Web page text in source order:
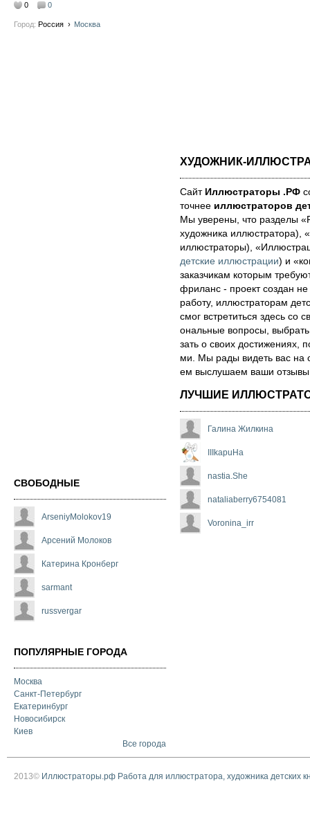
0
0
Город: Россия › Москва
СВОБОДНЫЕ
ArseniyMolokov19
Арсений Молоков
Катерина Кронберг
sarmant
russvergar
ПОПУЛЯРНЫЕ ГОРОДА
Москва
Санкт-Петербург
Екатеринбург
Новосибирск
Киев
Все города
ХУДОЖНИК-
Сайт Иллюстраторы .РФ
точнее иллюстраторов
Мы уве­ре­ны, что раз­де­лы
художника иллюстратора),
иллюстраторы),
детские иллюстрации) и
за­каз­чи­кам которым
фри­ланс - про­ект соз­дан
ра­бо­ту, иллюстраторам
смог встре­тить­ся здесь со
ональ­ные воп­ро­сы,
зать о сво­их
ми. Мы рады ви­деть вас на
ем выс­лу­ша­ем ва­ши от­зы­вы
ЛУЧШИЕ
Галина Жилкина
IIIkapuHa
nastia.She
nataliaberry6754081
Voronina_irr
2013© Иллюстраторы.рф Работа для иллюстратора, художника детских